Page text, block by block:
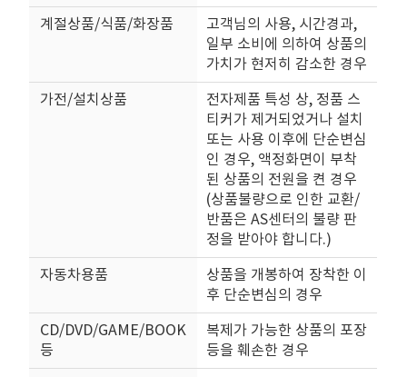
계절상품/식품/화장품
고객님의 사용, 시간경과,
일부 소비에 의하여 상품의
가치가 현저히 감소한 경우
가전/설치상품
전자제품 특성 상, 정품 스
티커가 제거되었거나 설치
또는 사용 이후에 단순변심
인 경우, 액정화면이 부착
된 상품의 전원을 켠 경우
(상품불량으로 인한 교환/
반품은 AS센터의 불량 판
정을 받아야 합니다.)
자동차용품
상품을 개봉하여 장착한 이
후 단순변심의 경우
CD/DVD/GAME/BOOK
등
복제가 가능한 상품의 포장
등을 훼손한 경우